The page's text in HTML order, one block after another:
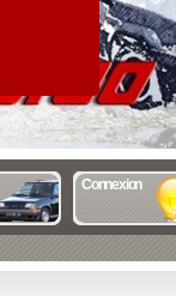
Connexion